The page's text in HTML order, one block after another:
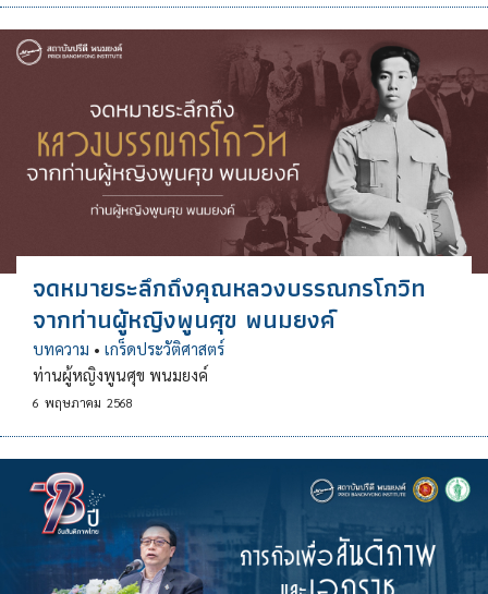
จดหมายระลึกถึงคุณหลวงบรรณกรโกวิท
จากท่านผู้หญิงพูนศุข พนมยงค์
บทความ • เกร็ดประวัติศาสตร์
ท่านผู้หญิงพูนศุข พนมยงค์
6 พฤษภาคม 2568